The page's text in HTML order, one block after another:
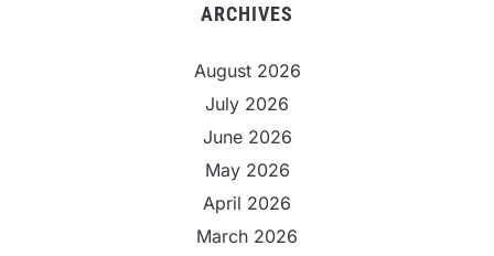
ARCHIVES
August 2026
July 2026
June 2026
May 2026
April 2026
March 2026